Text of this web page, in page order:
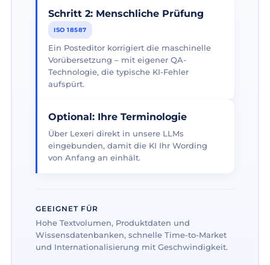
Schritt 2: Menschliche Prüfung
ISO 18587
Ein Posteditor korrigiert die maschinelle
Vorübersetzung – mit eigener QA-
Technologie, die typische KI-Fehler
aufspürt.
Optional: Ihre Terminologie
Über Lexeri direkt in unsere LLMs
eingebunden, damit die KI Ihr Wording
von Anfang an einhält.
GEEIGNET FÜR
Hohe Textvolumen, Produktdaten und
Wissensdatenbanken, schnelle Time-to-Market
und Internationalisierung mit Geschwindigkeit.